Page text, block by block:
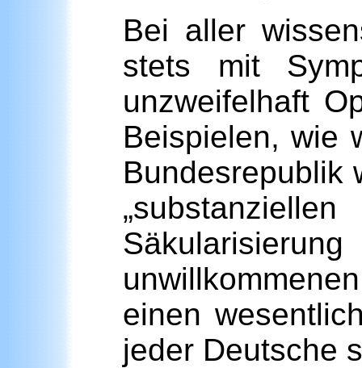
Bei aller
stets mit
unzweifelhaft
Beispielen, wie
Bundesrepublik
einen
jeder Deutsche